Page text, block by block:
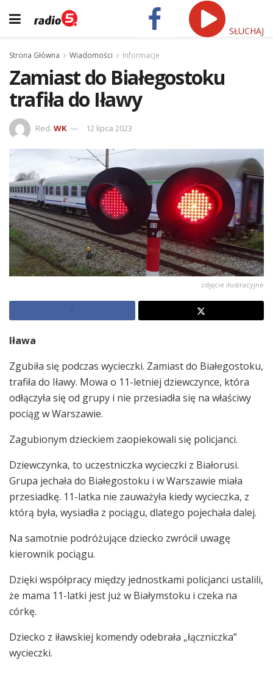
SŁUCHAJ
Strona Główna Wiadomości Informacje
Zamiast do Białegostoku
trafiła do Iławy
Red. WK 12 lipca 2023
zdjęcie ilustracyjne
Iława
Zgubiła się podczas wycieczki. Zamiast do Białegostoku,
trafiła do Iławy. Mowa o 11-letniej dziewczynce, która
odłączyła się od grupy i nie przesiadła się na właściwy
pociąg w Warszawie.
Zagubionym dzieckiem zaopiekowali się policjanci.
Dziewczynka, to uczestniczka wycieczki z Białorusi.
Grupa jechała do Białegostoku i w Warszawie miała
przesiadkę. 11-latka nie zauważyła kiedy wycieczka, z
którą była, wysiadła z pociągu, dlatego pojechała dalej.
Na samotnie podróżujące dziecko zwrócił uwagę
kierownik pociągu.
Dzięki współpracy między jednostkami policjanci ustalili,
że mama 11-latki jest już w Białymstoku i czeka na
córkę.
Dziecko z iławskiej komendy odebrała „łączniczka”
wycieczki.